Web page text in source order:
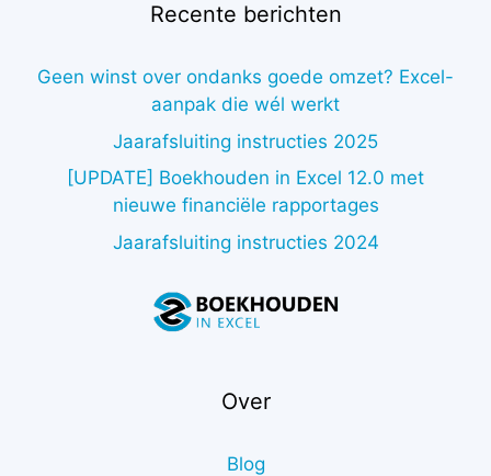
Recente berichten
Geen winst over ondanks goede omzet? Excel-
aanpak die wél werkt
Jaarafsluiting instructies 2025
[UPDATE] Boekhouden in Excel 12.0 met
nieuwe financiële rapportages
Jaarafsluiting instructies 2024
Over
Blog